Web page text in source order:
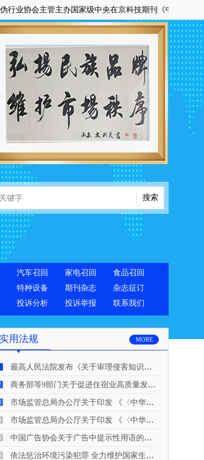
会主管主办国家级中央在京科技期刊《中国品牌与防
汽车召回 家电召回
食品召回
特种设备 期刊杂志
杂志征订
投诉分析 投诉举报 联系我们
实用法规 MORE
最高人民法院发布《关于审理侵害知识产权民事纠纷案件适用惩罚性赔偿的解释》
商务部等9部门关于促进住宿业高质量发展的指导意见
市场监管总局办公厅关于印发 《〈中华人民共和国广告法〉适用问题 执法指南（二）》的通知
市场监管总局办公厅关于印发 《〈中华人民共和国广告法〉适用问题 执法指南（一）》的通知
中国广告协会关于广告中提示性用语的合规风险提示
依法惩治环境污染犯罪 全力维护国家生态安全 “两高”公布《关于修改〈最高人民法院、最高人民检察院关于办理环境污染刑事案件适用法律若干问题的解释〉的决定》